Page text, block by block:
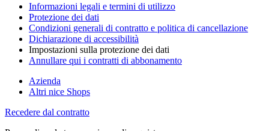
Informazioni legali e termini di utilizzo
Protezione dei dati
Condizioni generali di contratto e politica di cancellazione
Dichiarazione di accessibilità
Impostazioni sulla protezione dei dati
Annullare qui i contratti di abbonamento
Azienda
Altri nice Shops
Recedere dal contratto